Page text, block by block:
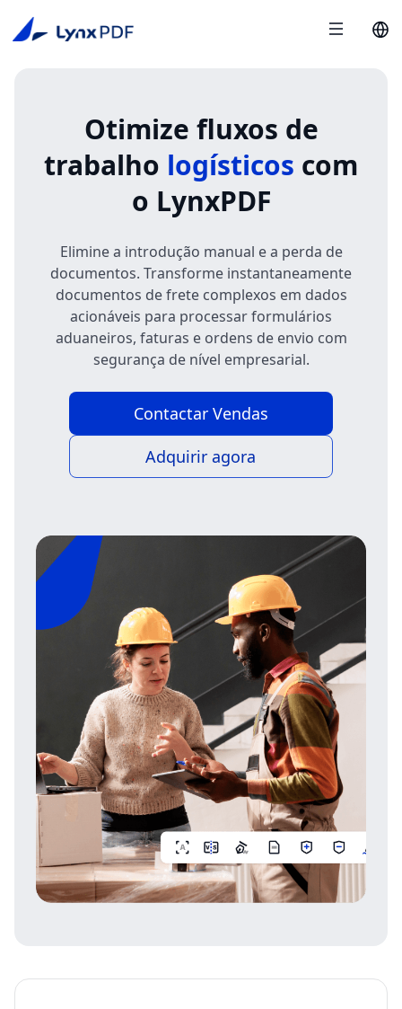
Otimize fluxos de
trabalho logísticos com
o LynxPDF
Elimine a introdução manual e a perda de
documentos. Transforme instantaneamente
documentos de frete complexos em dados
acionáveis para processar formulários
aduaneiros, faturas e ordens de envio com
segurança de nível empresarial.
Contactar Vendas
Adquirir agora